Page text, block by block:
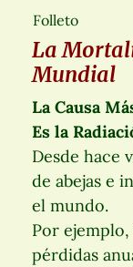
Folleto
La
Mundial
La Causa
Es la
Desde hace
de abejas e
el mundo.
Por
pérdidas